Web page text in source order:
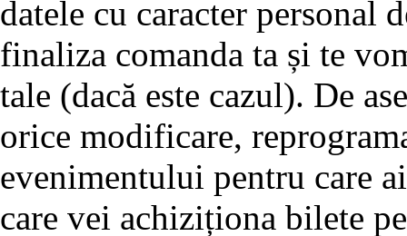
datele cu caracter personal
finaliza comanda ta și te
tale (dacă este cazul). De
orice modificare,
evenimentului pentru care
care vei achiziționa bilete